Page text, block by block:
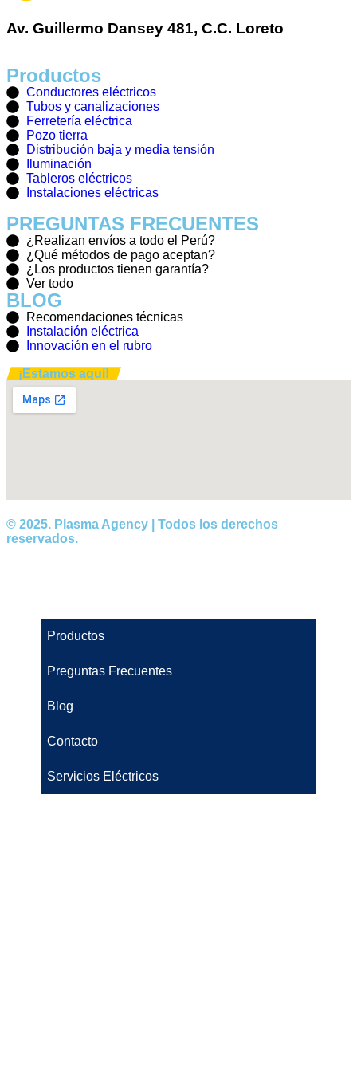
Av. Guillermo Dansey 481, C.C. Loreto
Productos
Conductores eléctricos
Tubos y canalizaciones
Ferretería eléctrica
Pozo tierra
Distribución baja y media tensión
Iluminación
Tableros eléctricos
Instalaciones eléctricas
PREGUNTAS FRECUENTES
¿Realizan envíos a todo el Perú?
¿Qué métodos de pago aceptan?
¿Los productos tienen garantía?
Ver todo
BLOG
Recomendaciones técnicas
Instalación eléctrica
Innovación en el rubro
¡Estamos aquí!
© 2025. Plasma Agency | Todos los derechos
reservados.
Productos
Preguntas Frecuentes
Blog
Contacto
Servicios Eléctricos